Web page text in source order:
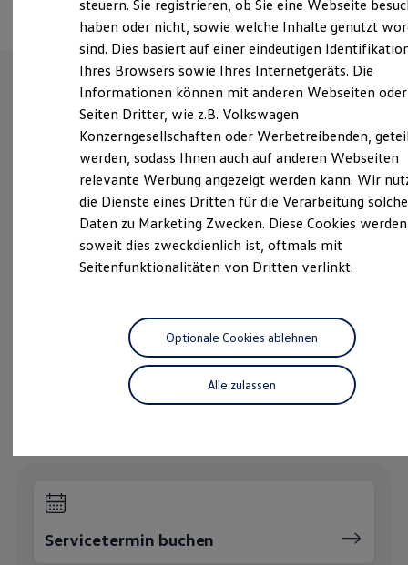
Technologie
Kosten und Kauf
Verbrauchskosten
Kaufoptionen
E-Auto-Förderung
Software und Konnektivität
ID. Software Versionen und Updates
Digitale Extras
Schnittstellen zu Ihrem ID.
Hybridautos
Marke und Erlebnis
Volkswagen R und R Experience
R-Modelle
Driving Experience
Volkswagen entdecken
Lifestyle Shop
T-Roc Kollektion
Golf Kollektion
ID. Kollektion
Volkswagen Kollektion
R-Kollektion
Service und Ersatzteile
Inspektion und HU/AU
Unsere Leistungenim
Überblick
Gebrauchtwagen
Service
Volkswagen Economy
Online-Fahrzeugbewertung
Wie können wir
Servicetermin buchen
steuern. Sie registrieren, ob Sie eine Webseite
haben oder nicht, sowie welche Inhalte genutzt
sind. Dies basiert auf einer eindeutigen
Ihres Browsers sowie Ihres Internetgeräts. Die
Informationen können mit anderen Webseiten oder
Seiten Dritter, wie z.B. Volkswagen
Konzerngesellschaften oder Werbetreibenden,
werden, sodass Ihnen auch auf anderen Webseiten
relevante Werbung angezeigt werden kann. Wir
die Dienste eines Dritten für die Verarbeitung
Daten zu Marketing Zwecken. Diese Cookies
soweit dies zweckdienlich ist, oftmals mit
Seitenfunktionalitäten von Dritten verlinkt.
Alle zulassen
Optionale Cookies ablehnen